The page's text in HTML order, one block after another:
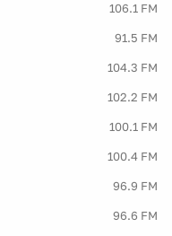
106.1 FM
91.5 FM
104.3 FM
102.2 FM
100.1 FM
100.4 FM
96.9 FM
96.6 FM